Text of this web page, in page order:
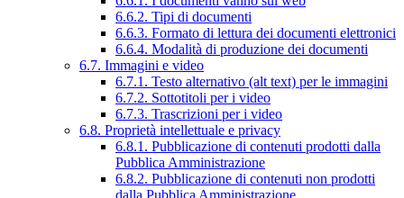
6.6.2. Tipi di documenti
6.6.3. Formato di lettura dei documenti elettronici
6.6.4. Modalità di produzione dei documenti
6.7. Immagini e video
6.7.1. Testo alternativo (alt text) per le immagini
6.7.2. Sottotitoli per i video
6.7.3. Trascrizioni per i video
6.8. Proprietà intellettuale e privacy
6.8.1. Pubblicazione di contenuti prodotti dalla
Pubblica Amministrazione
6.8.2. Pubblicazione di contenuti non prodotti
dalla Pubblica Amministrazione